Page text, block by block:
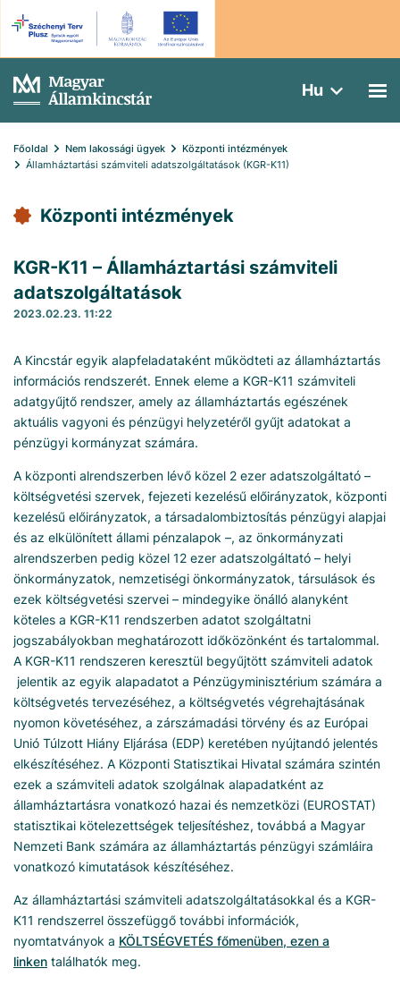
Hu
Főoldal Nem lakossági ügyek
Központi intézmények
Államháztartási számviteli adatszolgáltatások (KGR-K11)
Központi intézmények
KGR-K11 – Államháztartási számviteli
adatszolgáltatások
2023.02.23. 11:22
A Kincstár egyik alapfeladataként működteti az államháztartás
információs rendszerét. Ennek eleme a KGR-K11 számviteli
adatgyűjtő rendszer, amely az államháztartás egészének
aktuális vagyoni és pénzügyi helyzetéről gyűjt adatokat a
pénzügyi kormányzat számára.
A központi alrendszerben lévő közel 2 ezer adatszolgáltató –
költségvetési szervek, fejezeti kezelésű előirányzatok, központi
kezelésű előirányzatok, a társadalombiztosítás pénzügyi alapjai
és az elkülönített állami pénzalapok –, az önkormányzati
alrendszerben pedig közel 12 ezer adatszolgáltató – helyi
önkormányzatok, nemzetiségi önkormányzatok, társulások és
ezek költségvetési szervei – mindegyike önálló alanyként
köteles a KGR-K11 rendszerben adatot szolgáltatni
jogszabályokban meghatározott időközönként és tartalommal.
A KGR-K11 rendszeren keresztül begyűjtött számviteli adatok
jelentik az egyik alapadatot a Pénzügyminisztérium számára a
költségvetés tervezéséhez, a költségvetés végrehajtásának
nyomon követéséhez, a zárszámadási törvény és az Európai
Unió Túlzott Hiány Eljárása (EDP) keretében nyújtandó jelentés
elkészítéséhez. A Központi Statisztikai Hivatal számára szintén
ezek a számviteli adatok szolgálnak alapadatként az
államháztartásra vonatkozó hazai és nemzetközi (EUROSTAT)
statisztikai kötelezettségek teljesítéshez, továbbá a Magyar
Nemzeti Bank számára az államháztartás pénzügyi számláira
vonatkozó kimutatások készítéséhez.
Az államháztartási számviteli adatszolgáltatásokkal és a KGR-
K11 rendszerrel összefüggő további információk,
nyomtatványok a KÖLTSÉGVETÉS főmenüben, ezen a
linken találhatók meg.